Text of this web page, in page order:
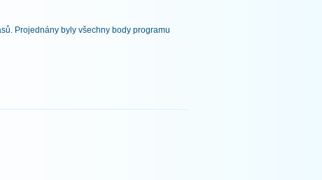
Projednány byly všechny body programu